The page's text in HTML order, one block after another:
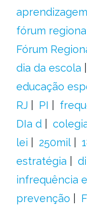
aprendizagem
fórum
Fórum
dia da escola
educação
RJ
PI
DIa d
lei
250mil
estratégia
infrequência
prevenção